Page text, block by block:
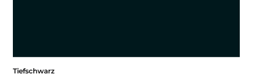
Tiefschwarz